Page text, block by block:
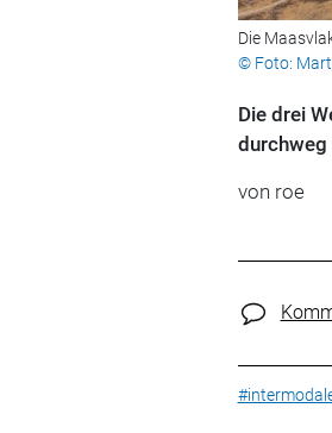
Die
© Foto:
Die drei
durchweg
von roe